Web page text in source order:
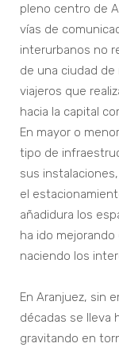
pleno centro de
vías de
interurbanos no
de una ciudad
viajeros que
hacia la capital
En mayor o
tipo de
sus
el
añadidura los
ha ido
naciendo los
En Aranjuez, sin
décadas se lleva
gravitando en